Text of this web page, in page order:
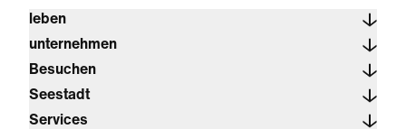
leben
unternehmen
Besuchen
Seestadt
Services